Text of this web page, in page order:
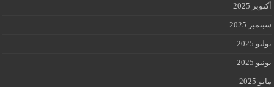
أكتوبر 2025
سبتمبر 2025
يوليو 2025
يونيو 2025
مايو 2025